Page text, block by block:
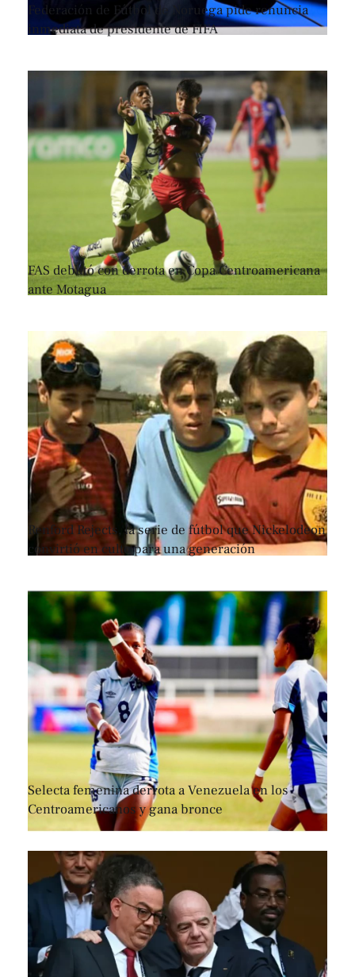
Federación de Fútbol de Noruega pide renuncia
inmediata de presidente de FIFA
FAS debutó con derrota en Copa Centroamericana
ante Motagua
Renford Rejects, la serie de fútbol que Nickelodeon
convirtió en culto para una generación
Selecta femenina derrota a Venezuela en los
Centroamericanos y gana bronce